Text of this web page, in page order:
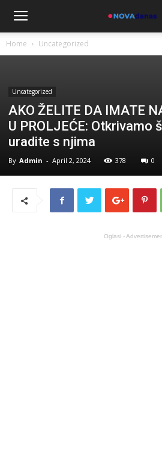
Home Uncategorized
Uncategorized
AKO ŽELITE DA IMATE
U PROLJEĆE: Otkrivamo
uradite s njima
By Admin - April 2, 2024 378 0
Oglasi -